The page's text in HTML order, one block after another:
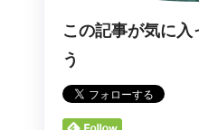
この記事が気に入
う